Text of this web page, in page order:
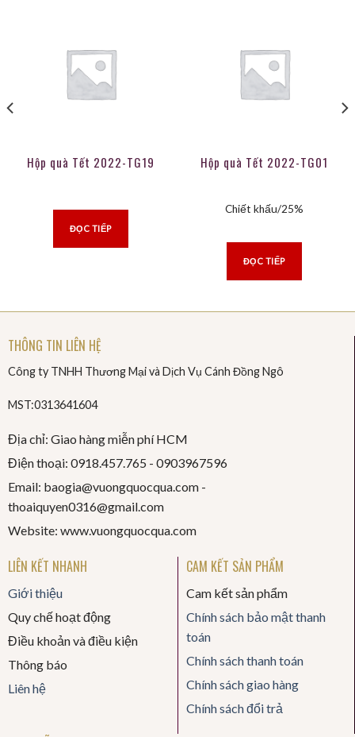
Hộp quà Tết 2022-TG19
ĐỌC TIẾP
Hộp quà Tết 2022-TG01
Chiết khấu/25%
ĐỌC TIẾP
THÔNG TIN LIÊN HỆ
Công ty TNHH Thương Mại và Dịch Vụ Cánh Đồng Ngô
MST:0313641604
Địa chỉ: Giao hàng miễn phí HCM
Điện thoại: 0918.457.765 - 0903967596
Email: baogia@vuongquocqua.com -
thoaiquyen0316@gmail.com
Website: www.vuongquocqua.com
LIÊN KẾT NHANH
Giới thiệu
Quy chế hoạt động
Điều khoản và điều kiện
Thông báo
Liên hệ
CAM KẾT SẢN PHẨM
Cam kết sản phẩm
Chính sách bảo mật thanh
toán
Chính sách thanh toán
Chính sách giao hàng
Chính sách đổi trả